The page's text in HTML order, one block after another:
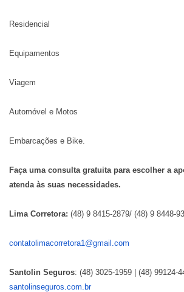
Residencial
Equipamentos
Viagem
Automóvel e Motos
Embarcações e Bike.
Faça uma consulta gratuita para escolher a
atenda às suas necessidades.
Lima Corretora: (48) 9 8415-2879/ (48) 9 8448-
contatolimacorretora1@gmail. com
Santolin Seguros: (48) 3025-1959 | (48) 99124-
santolinseguros.com.br